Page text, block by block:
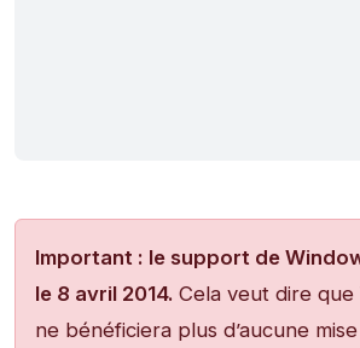
Important : le support de
le 8 avril 2014. Cela veut dire que
ne bénéficiera plus d’aucune